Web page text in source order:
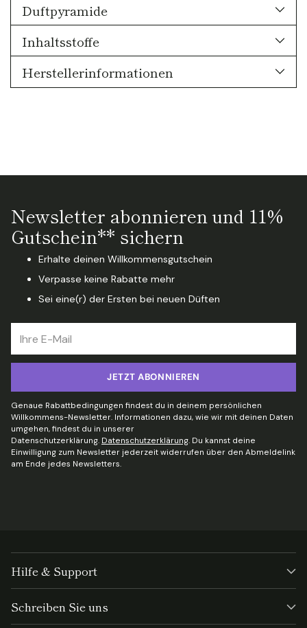
Duftpyramide
Inhaltsstoffe
Herstellerinformationen
Newsletter abonnieren und 11%
Gutschein** sichern
Erhalte deinen Willkommensgutschein
Verpasse keine Rabatte mehr
Sei eine(r) der Ersten bei neuen Düften
E-
Mail
JETZT ABONNIEREN
Genaue Rabattbedingungen findest du in deinem persönlichen
Willkommens-Newsletter. Informationen dazu, wie wir mit deinen Daten
umgehen, findest du in unserer
Datenschutzerklärung. Datenschutzerklärung. Du kannst deine
Einwilligung zum Newsletter jederzeit widerrufen über den Abmeldelink
am Ende jedes Newsletters.
Hilfe & Support
Schreiben Sie uns